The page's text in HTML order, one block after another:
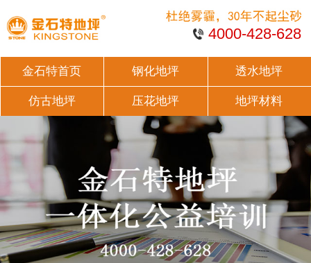
4000-428-628
金石特首页 钢化地坪 透水地坪
仿古地坪 压花地坪 地坪材料